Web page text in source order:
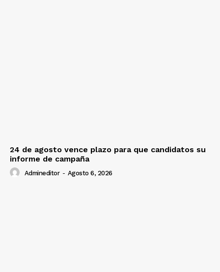
24 de agosto vence plazo para que candidatos su
informe de campaña
Admineditor - Agosto 6, 2026